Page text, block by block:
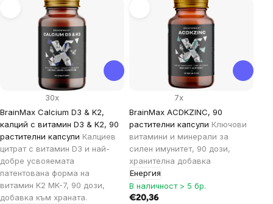
products
BrainMax Calcium D3 & K2,
калций с витамин D3 & K2, 90
растителни капсули Калциев
цитрат с витамин D3 и най-
добре усвояемата
патентована форма на
витамин K2 MK-7, 90 дози,
добавка към храната.
30x
BrainMax ACDKZINC, 90
растителни капсули Ключови
витамини и минерали за
силен имунитет, 90 дози,
хранителна добавка
Енергия
7x
В наличност > 5 бр.
€20,36